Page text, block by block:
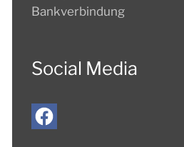
Bankverbindung
Social Media